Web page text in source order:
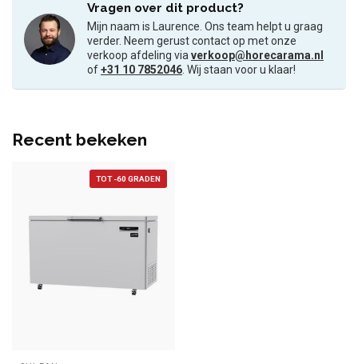
Vragen over dit product?
Mijn naam is Laurence. Ons team helpt u graag
verder. Neem gerust contact op met onze
verkoop afdeling viaverkoop@horecarama.nl
of+31 10 7852046. Wij staan voor u klaar!
Recent bekeken
TOT -60 GRADEN